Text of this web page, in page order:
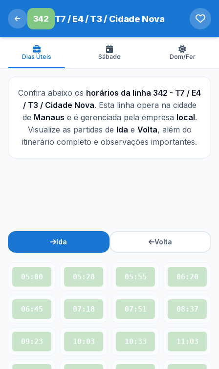
342 T7 / E4 / T3 / Cidade Nova
Dias Úteis Sábado Dom/Fer
Confira abaixo os horários da linha 342 - T7 / E4
/ T3 / Cidade Nova. Esta linha opera na cidade
de Manaus e é gerenciada pela empresa local.
Visualize as partidas de Ida e Volta, além do
itinerário completo e observações importantes.
Ida Volta
05:00 05:28 05:55 06:20
06:45 07:18 07:51 08:37
09:23 10:03 10:33 11:03